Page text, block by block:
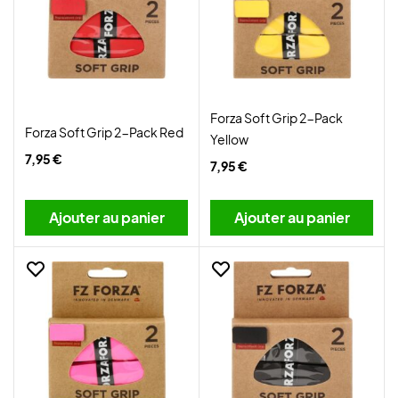
Forza Soft Grip 2-Pack Red
7,95 €
Ajouter au panier
Forza Soft Grip 2-Pack
Yellow
7,95 €
Ajouter au panier